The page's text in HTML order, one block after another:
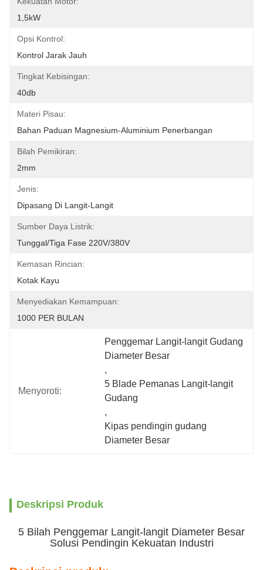
1,5kW
Opsi Kontrol:
Kontrol Jarak Jauh
Tingkat Kebisingan:
40db
Materi Pisau:
Bahan Paduan Magnesium-Aluminium Penerbangan
Bilah Pemikiran:
2mm
Jenis:
Dipasang Di Langit-Langit
Sumber Daya Listrik:
Tunggal/tiga Fase 220V/380V
Kemasan Rincian:
Kotak Kayu
Menyediakan Kemampuan:
1000 PER BULAN
Menyoroti:
Penggemar Langit-langit Gudang
Diameter Besar
,
5 Blade Pemanas Langit-langit
Gudang
,
Kipas pendingin gudang
Diameter Besar
Deskripsi Produk
5 Bilah Penggemar Langit-langit Diameter Besar
Solusi Pendingin Kekuatan Industri